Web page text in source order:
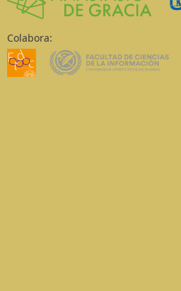
Colabora: